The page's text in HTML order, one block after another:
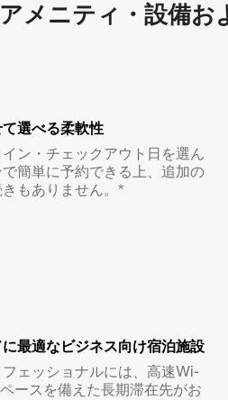
メ⁠ニ⁠テ⁠ィ⁠・設⁠備⁠お
選べる柔軟性
ン・チェックアウト日を選ん
簡単に予約できる上、追加の
もありません。*
最⁠適⁠なビ⁠ジ⁠ネ⁠ス⁠向⁠け宿⁠泊⁠施⁠設
ェッショナルには、高速Wi-
ースを備えた長期滞在先がお